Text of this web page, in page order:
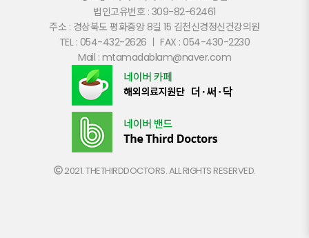
법인고유번호 : 309-82-62461
주소 : 경상북도 평화중앙 8길 15 김천신경정신건강의원
TEL : 054-432-2626 ㅣ FAX : 054-430-2230
Mail : mtamadablam@naver.com
2021. THETHIRDDOCTORS. ALL RIGHTS RESERVED.